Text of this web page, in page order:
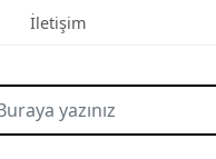
İletişim